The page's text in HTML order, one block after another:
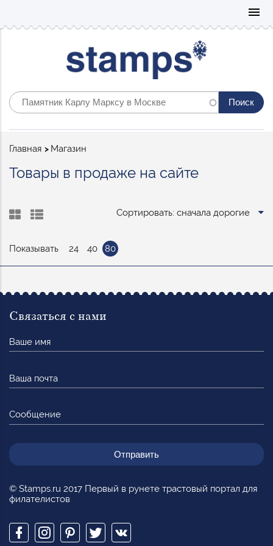
menu
Строка
Главная Магазин
Товары в продаже на сайте
Сортировать: сначала дорогие
Показывать 24 40 80
© Stamps.ru 2017 Первый в рунете трастовый портал для
филателистов
Связаться с нами
имя
почта
Сообщение